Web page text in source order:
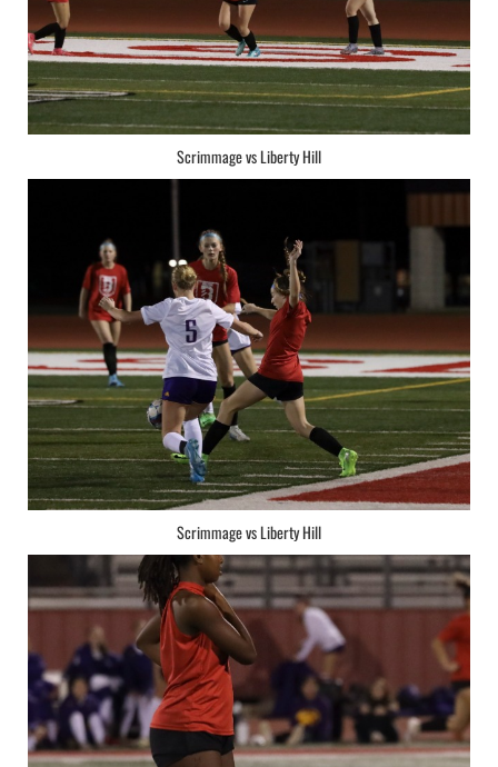
Scrimmage vs Liberty Hill
Scrimmage vs Liberty Hill